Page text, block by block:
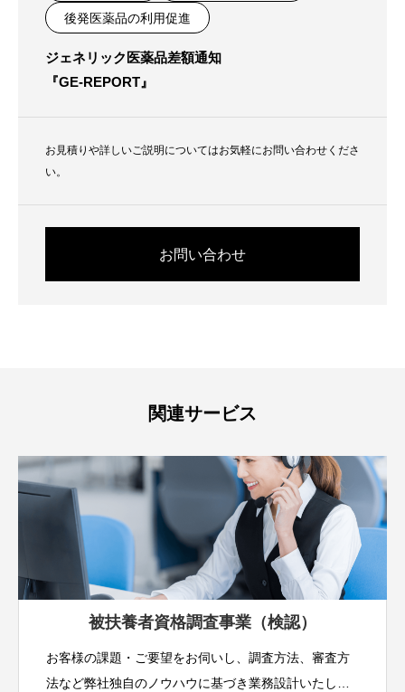
後発医薬品の利用促進
ジェネリック医薬品差額通知
『GE-REPORT』
お見積りや詳しいご説明についてはお気軽にお問い合わせくださ
い。
お問い合わせ
関連サービス
被扶養者資格調査事業（検認）
お客様の課題・ご要望をお伺いし、調査方法、審査方
法など弊社独自のノウハウに基づき業務設計いたしま